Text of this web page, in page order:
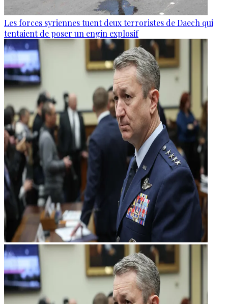
Les forces syriennes tuent deux terroristes de Daech qui
tentaient de poser un engin explosif